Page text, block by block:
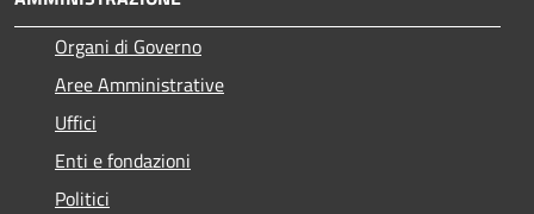
Organi di Governo
Aree Amministrative
Uffici
Enti e fondazioni
Politici